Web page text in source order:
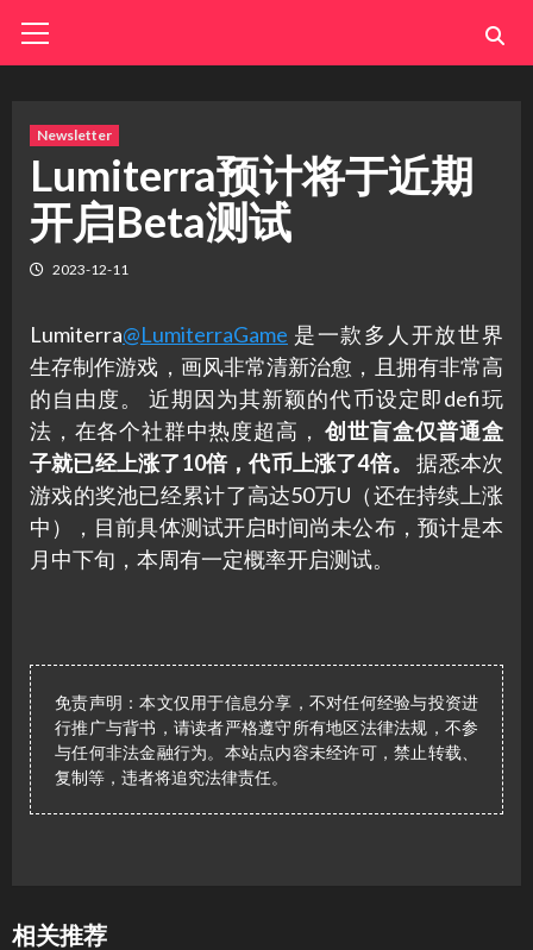
Menu
Newsletter
Lumiterra预计将于近期
开启Beta测试
2023-12-11
Lumiterra@LumiterraGame 是一款多人开放世界
生存制作游戏，画风非常清新治愈，且拥有非常高
的自由度。 近期因为其新颖的代币设定即defi玩
法，在各个社群中热度超高，创世盲盒仅普通盒
子就已经上涨了10倍，代币上涨了4倍。
据悉本次
游戏的奖池已经累计了高达50万U（还在持续上涨
中），目前具体测试开启时间尚未公布，预计是本
月中下旬，本周有一定概率开启测试。
免责声明：本文仅用于信息分享，不对任何经验与投资进
行推广与背书，请读者严格遵守所有地区法律法规，不参
与任何非法金融行为。本站点内容未经许可，禁止转载、
复制等，违者将追究法律责任。
相关推荐